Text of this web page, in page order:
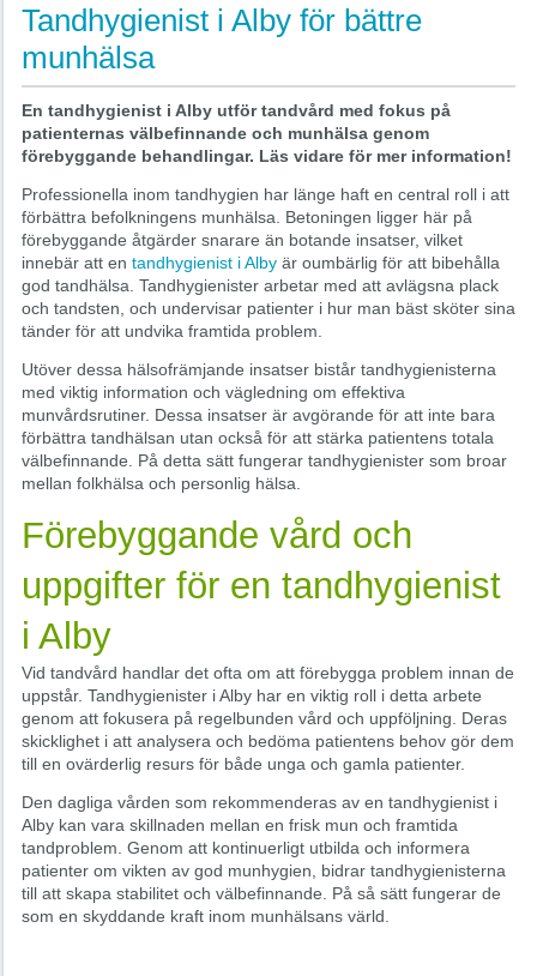
Tandhygienist i Alby för bättre
munhälsa
En tandhygienist i Alby utför tandvård med fokus på
patienternas välbefinnande och munhälsa genom
förebyggande behandlingar. Läs vidare för mer information!
Professionella inom tandhygien har länge haft en central roll i att
förbättra befolkningens munhälsa. Betoningen ligger här på
förebyggande åtgärder snarare än botande insatser, vilket
innebär att en tandhygienist i Alby är oumbärlig för att bibehålla
god tandhälsa. Tandhygienister arbetar med att avlägsna plack
och tandsten, och undervisar patienter i hur man bäst sköter sina
tänder för att undvika framtida problem.
Utöver dessa hälsofrämjande insatser bistår tandhygienisterna
med viktig information och vägledning om effektiva
munvårdsrutiner. Dessa insatser är avgörande för att inte bara
förbättra tandhälsan utan också för att stärka patientens totala
välbefinnande. På detta sätt fungerar tandhygienister som broar
mellan folkhälsa och personlig hälsa.
Förebyggande vård och
uppgifter för en tandhygienist
i Alby
Vid tandvård handlar det ofta om att förebygga problem innan de
uppstår. Tandhygienister i Alby har en viktig roll i detta arbete
genom att fokusera på regelbunden vård och uppföljning. Deras
skicklighet i att analysera och bedöma patientens behov gör dem
till en ovärderlig resurs för både unga och gamla patienter.
Den dagliga vården som rekommenderas av en tandhygienist i
Alby kan vara skillnaden mellan en frisk mun och framtida
tandproblem. Genom att kontinuerligt utbilda och informera
patienter om vikten av god munhygien, bidrar tandhygienisterna
till att skapa stabilitet och välbefinnande. På så sätt fungerar de
som en skyddande kraft inom munhälsans värld.